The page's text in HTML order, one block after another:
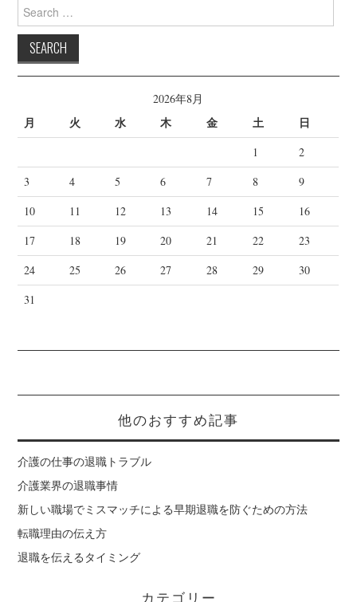
for:
2026年8月
月 火 水 木 金 土 日
1
2
3
4 5 6 7 8
9
10
11 12 13 14 15
16
17
18 19 20 21 22
23
24
25 26 27 28 29
30
31
他のおすすめ記事
介護の仕事の退職トラブル
介護業界の退職事情
新しい職場でミスマッチによる早期退職を防ぐための方法
転職理由の伝え方
退職を伝えるタイミング
カテゴリー